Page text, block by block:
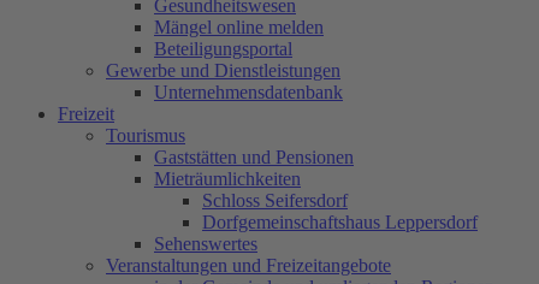
Gesundheitswesen
Mängel online melden
Beteiligungsportal
Gewerbe und Dienstleistungen
Unternehmensdatenbank
Freizeit
Tourismus
Gaststätten und Pensionen
Mieträumlichkeiten
Schloss Seifersdorf
Dorfgemeinschaftshaus Leppersdorf
Sehenswertes
Veranstaltungen und Freizeitangebote